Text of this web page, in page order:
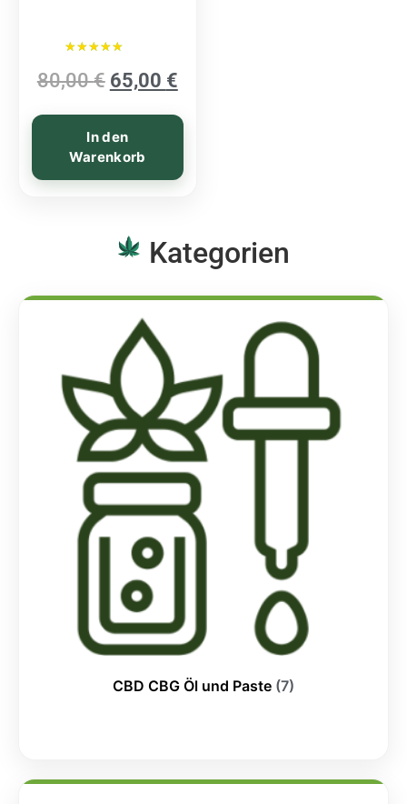
5.00
von 5
80,00€ 65,00 €
In den
Warenkorb
Kategorien
CBD CBG Öl und Paste (7)